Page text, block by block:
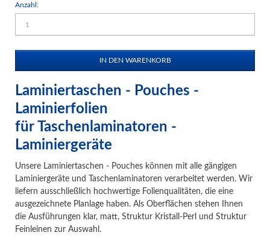
Anzahl:
Laminiertaschen - Pouches -
Laminierfolien
für Taschenlaminatoren -
Laminiergeräte
Unsere Laminiertaschen - Pouches können mit alle gängigen
Laminiergeräte und Taschenlaminatoren verarbeitet werden. Wir
liefern ausschließlich hochwertige Folienqualitäten, die eine
ausgezeichnete Planlage haben. Als Oberflächen stehen Ihnen
die Ausführungen klar, matt, Struktur Kristall-Perl und Struktur
Feinleinen zur Auswahl.